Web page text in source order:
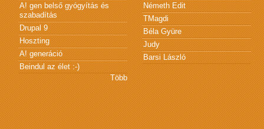
A! gen belső gyógyítás és
szabadítás
Drupal 9
Hoszting
A! generáció
Beindul az élet :-)
Több
Németh Edit
TMagdi
Béla Gyüre
Judy
Barsi László